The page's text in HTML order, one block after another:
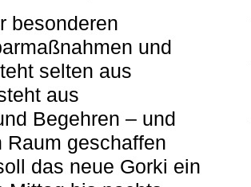
besonderen
und
selten aus
aus
Begehren – und
Raum geschaffen
das neue Gorki ein